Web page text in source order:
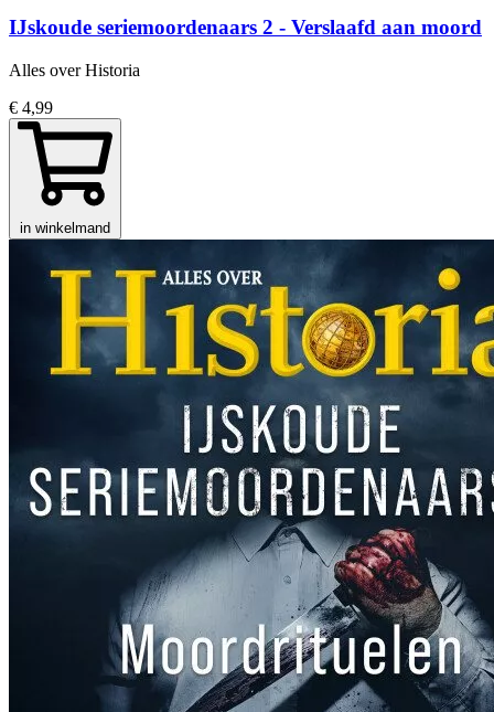
IJskoude seriemoordenaars 2 - Verslaafd aan moord
Alles over Historia
€ 4,99
in winkelmand